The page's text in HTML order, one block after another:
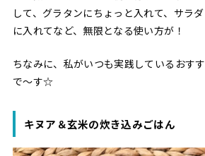
して、グラタンにちょっと入れて、サラ
に入れてなど、無限となる使い方が！
ちなみに、私がいつも実践しているおす
で〜す☆
キヌア＆玄米の炊き込みごはん